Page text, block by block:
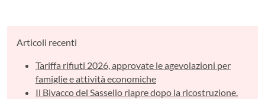
Articoli recenti
Tariffa rifiuti 2026, approvate le agevolazioni per
famiglie e attività economiche
Il Bivacco del Sassello riapre dopo la ricostruzione.